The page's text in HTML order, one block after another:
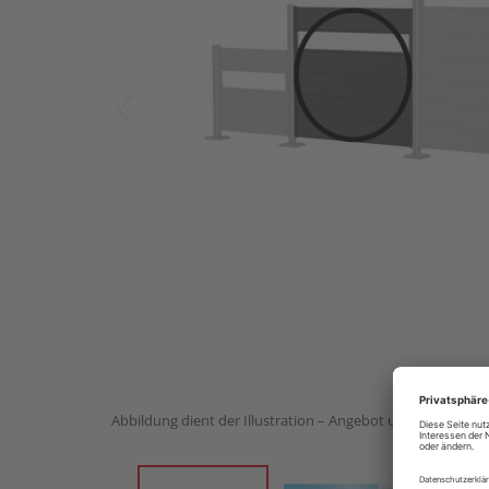
Abbildung dient der Illustration – Angebot umfasst 1